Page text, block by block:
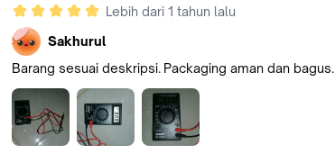
Lebih dari 1 tahun lalu
Sakhurul
Barang sesuai deskripsi. Packaging aman dan bagus.